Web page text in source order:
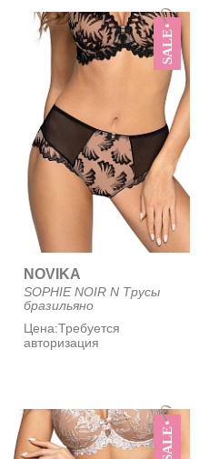
SALE
NOVIKA
SOPHIE NOIR N Трусы
бразильяно
Цена:Требуется
авторизация
SALE